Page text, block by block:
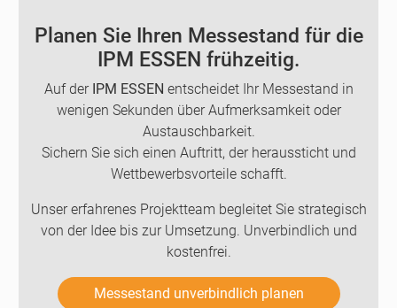
Planen Sie Ihren Messestand für die
IPM ESSEN frühzeitig.
Auf der IPM ESSEN entscheidet Ihr Messestand in
wenigen Sekunden über Aufmerksamkeit oder
Austauschbarkeit.
Sichern Sie sich einen Auftritt, der heraussticht und
Wettbewerbsvorteile schafft.
Unser erfahrenes Projektteam begleitet Sie strategisch
von der Idee bis zur Umsetzung. Unverbindlich und
kostenfrei.
Messestand unverbindlich planen